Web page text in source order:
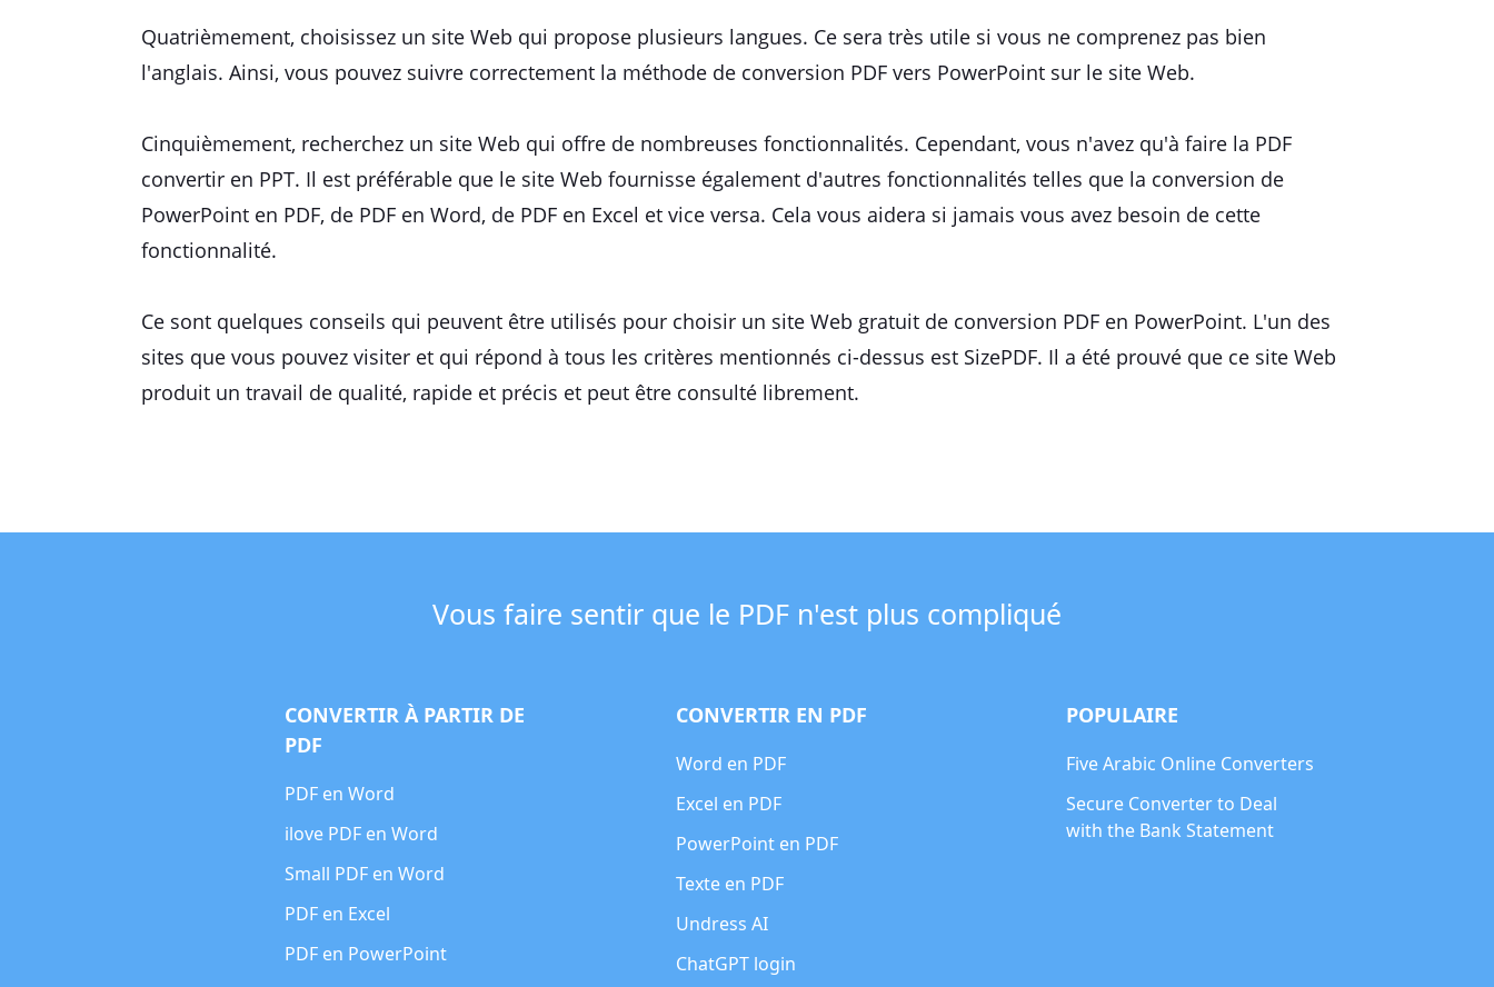
Quatrièmement, choisissez un site Web qui propose plusieurs langues. Ce sera très utile si vous ne comprenez pas bien
l'anglais. Ainsi, vous pouvez suivre correctement la méthode de conversion PDF vers PowerPoint sur le site Web.
Cinquièmement, recherchez un site Web qui offre de nombreuses fonctionnalités. Cependant, vous n'avez qu'à faire la PDF
convertir en PPT. Il est préférable que le site Web fournisse également d'autres fonctionnalités telles que la conversion de
PowerPoint en PDF, de PDF en Word, de PDF en Excel et vice versa. Cela vous aidera si jamais vous avez besoin de cette
fonctionnalité.
Ce sont quelques conseils qui peuvent être utilisés pour choisir un site Web gratuit de conversion PDF en PowerPoint. L'un des
sites que vous pouvez visiter et qui répond à tous les critères mentionnés ci-dessus est SizePDF. Il a été prouvé que ce site Web
produit un travail de qualité, rapide et précis et peut être consulté librement.
Vous faire sentir que le PDF n'est plus compliqué
CONVERTIR À PARTIR DE
PDF
PDF en Word
ilove PDF en Word
Small PDF en Word
PDF en Excel
PDF en PowerPoint
CONVERTIR EN PDF
Word en PDF
Excel en PDF
PowerPoint en PDF
Texte en PDF
Undress AI
ChatGPT login
POPULAIRE
Five Arabic Online Converters
Secure Converter to Deal
with the Bank Statement